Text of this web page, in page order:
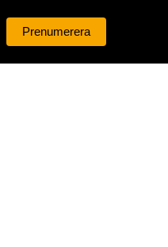
Prenumerera